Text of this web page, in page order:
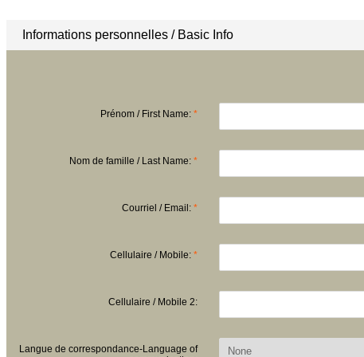
Informations personnelles / Basic Info
Prénom / First Name: *
Nom de famille / Last Name: *
Courriel / Email: *
Cellulaire / Mobile: *
Cellulaire / Mobile 2:
Langue de correspondance-Language of